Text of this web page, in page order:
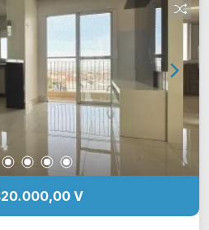
Dona Maria, farmácia
Maria José Margato
em contato
Imóveis e agende a sua
Telefone: (19) 3475-4546
em cada mudança!
V